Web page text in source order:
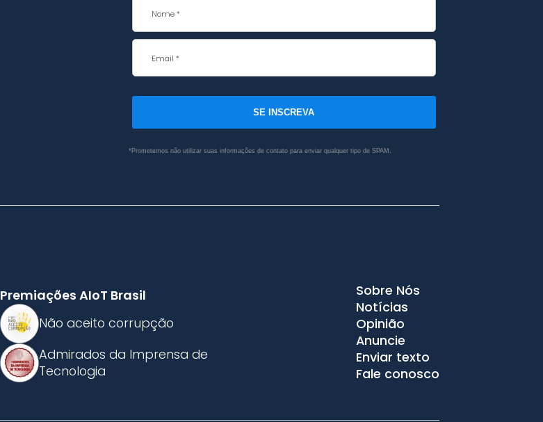
SE INSCREVA
*Prometemos não utilizar suas informações de contato para enviar qualquer tipo de SPAM.
Premiações AIoT Brasil
Não aceito corrupção
Admirados da Imprensa de
Tecnologia
Sobre Nós
Notícias
Opinião
Anuncie
Enviar texto
Fale conosco